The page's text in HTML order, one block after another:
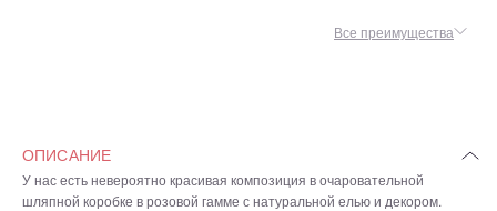
Все преимущества
ОПИСАНИЕ
У нас есть невероятно красивая композиция в очаровательной
шляпной коробке в розовой гамме с натуральной елью и декором.